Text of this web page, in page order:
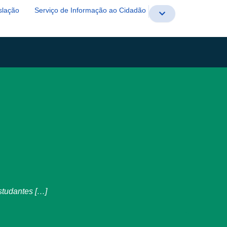
Serviço de Informação ao Cidadão
[…]